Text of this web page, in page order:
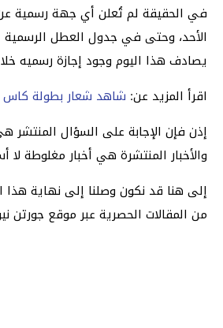
في الحقيقة لم تُعلن أي جهة رسمية
الأحد، وحتى في جدول العطل الرسمية
يصادف هذا اليوم وجود إجازة رسميه
اقرأ المزيد عن: شاهد شعار بطولة كاس الخليج 25
إذن فإن الإجابة على السؤال المنتشر
والأخبار المنتشرة هي أخبار مغلوطة
إلى هنا قد نكون وصلنا إلى نهاية هذا
من المقالات الحصرية عبر موقع جورتن